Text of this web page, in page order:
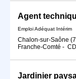
Agent
Emploi Adéquat Intérim
Chalon-sur-Saône
Franche-Comté -
Jardinier